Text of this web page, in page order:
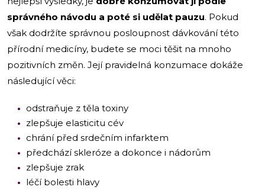
správného návodu a poté si udělat pauzu. Pokud
však dodržíte správnou posloupnost dávkování této
přírodní medicíny, budete se moci těšit na mnoho
pozitivních změn. Její pravidelná konzumace dokáže
následující věci:
odstraňuje z těla toxiny
zlepšuje elasticitu cév
chrání před srdečním infarktem
předchází skleróze a dokonce i nádorům
zlepšuje zrak
léčí bolesti hlavy